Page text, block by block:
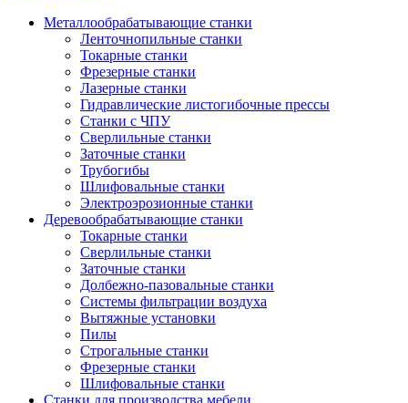
Металлообрабатывающие станки
Ленточнопильные станки
Токарные станки
Фрезерные станки
Лазерные станки
Гидравлические листогибочные прессы
Станки с ЧПУ
Сверлильные станки
Заточные станки
Трубогибы
Шлифовальные станки
Электроэрозионные станки
Деревообрабатывающие станки
Токарные станки
Сверлильные станки
Заточные станки
Долбежно-пазовальные станки
Системы фильтрации воздуха
Вытяжные установки
Пилы
Строгальные станки
Фрезерные станки
Шлифовальные станки
Станки для производства мебели